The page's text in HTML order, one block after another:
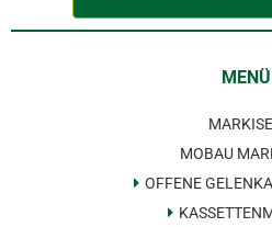
MENÜ
MOBAU
OFFENE